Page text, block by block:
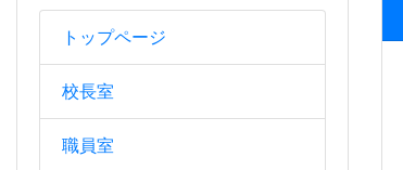
トップページ
校長室
職員室